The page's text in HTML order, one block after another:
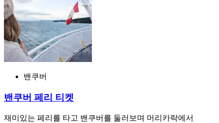
밴쿠버
밴쿠버 페리 티켓
재미있는 페리를 타고 밴쿠버를 둘러보며 머리카락에서